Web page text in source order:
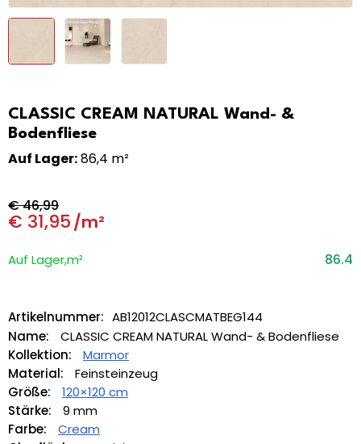
CLASSIC CREAM NATURAL Wand- &
Bodenfliese
Auf Lager:86,4 m²
€46,99
€ 31,95/m²
Auf Lager,m² 86.4
Artikelnummer: AB12012CLASCMATBEG144
Name:
CLASSIC CREAM NATURAL Wand- & Bodenfliese
Kollektion:
Marmor
Material:
Feinsteinzeug
Größe:
120×120 cm
Stärke:
9 mm
Farbe:
Cream